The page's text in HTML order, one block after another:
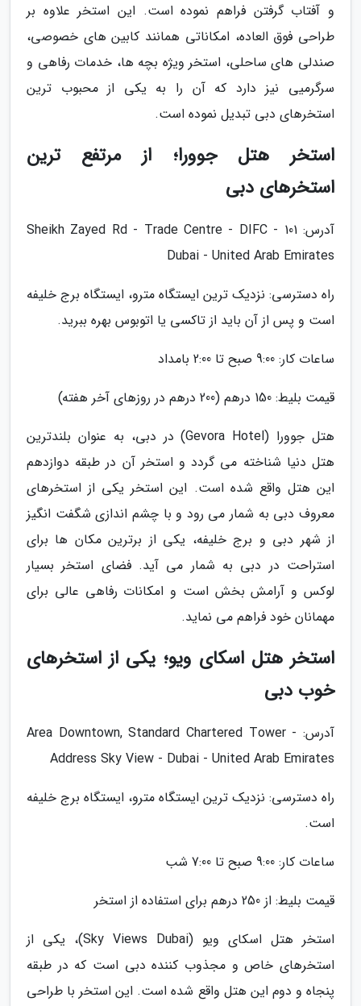
و آفتاب گرفتن فراهم نموده است. این استخر علاوه بر
طراحی فوق العاده، امکاناتی همانند کابین های خصوصی،
صندلی های ساحلی، استخر ویژه بچه ها، خدمات رفاهی و
سرگرمیی نیز دارد که آن را به یکی از محبوب ترین
استخرهای دبی تبدیل نموده است.
استخر هتل جوورا؛ از مرتفع ترین
استخرهای دبی
آدرس: 101 Sheikh Zayed Rd - Trade Centre - DIFC -
Dubai - United Arab Emirates
راه دسترسی: نزدیک ترین ایستگاه مترو، ایستگاه برج خلیفه
است و پس از آن باید از تاکسی یا اتوبوس بهره ببرید.
ساعات کار: 9:00 صبح تا 2:00 بامداد
قیمت بلیط: 150 درهم (200 درهم در روزهای آخر هفته)
هتل جوورا (Gevora Hotel) در دبی، به عنوان بلندترین
هتل دنیا شناخته می گردد و استخر آن در طبقه دوازدهم
این هتل واقع شده است. این استخر یکی از استخرهای
معروف دبی به شمار می رود و با چشم اندازی شگفت انگیز
از شهر دبی و برج خلیفه، یکی از برترین مکان ها برای
استراحت در دبی به شمار می آید. فضای استخر بسیار
لوکس و آرامش بخش است و امکانات رفاهی عالی برای
مهمانان خود فراهم می نماید.
استخر هتل اسکای ویو؛ یکی از استخرهای
خوب دبی
آدرس: Area Downtown, Standard Chartered Tower -
Address Sky View - Dubai - United Arab Emirates
راه دسترسی: نزدیک ترین ایستگاه مترو، ایستگاه برج خلیفه
است.
ساعات کار: 9:00 صبح تا 7:00 شب
قیمت بلیط: از 250 درهم برای استفاده از استخر
استخر هتل اسکای ویو (Sky Views Dubai)، یکی از
استخرهای خاص و مجذوب کننده دبی است که در طبقه
پنجاه و دوم این هتل واقع شده است. این استخر با طراحی